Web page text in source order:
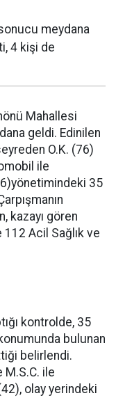
meydana
4 kişi de
Mahallesi
geldi. Edinilen
O.K. (76)
ile
35
kazayı gören
112 Acil Sağlık ve
kontrolde, 35
bulunan
belirlendi.
M.S.C. ile
olay yerindeki